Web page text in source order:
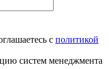
с политикой
систем менеджмента